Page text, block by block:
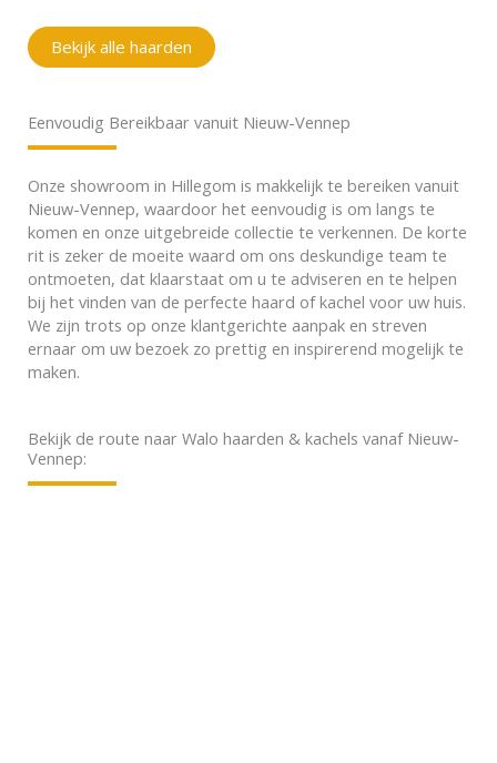
Bekijk alle haarden
Eenvoudig Bereikbaar vanuit Nieuw-Vennep
Onze showroom in Hillegom is makkelijk te bereiken vanuit
Nieuw-Vennep, waardoor het eenvoudig is om langs te
komen en onze uitgebreide collectie te verkennen. De korte
rit is zeker de moeite waard om ons deskundige team te
ontmoeten, dat klaarstaat om u te adviseren en te helpen
bij het vinden van de perfecte haard of kachel voor uw huis.
We zijn trots op onze klantgerichte aanpak en streven
ernaar om uw bezoek zo prettig en inspirerend mogelijk te
maken.
Bekijk de route naar Walo haarden & kachels vanaf Nieuw-
Vennep: